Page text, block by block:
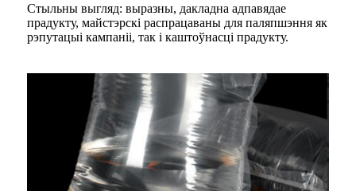
Стыльны выгляд: выразны, дакладна адпавядае
прадукту, майстэрскі распрацаваны для паляпшэння як
рэпутацыі кампаніі, так і каштоўнасці прадукту.